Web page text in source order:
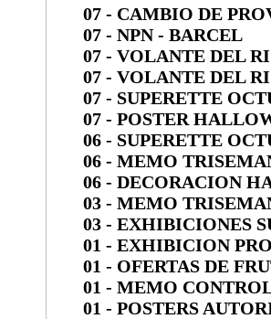
07 - CAMBIO DE
07 - NPN - BARCEL
07 - VOLANTE DEL
07 - VOLANTE DEL
07 - SUPERETTE
07 - POSTER
06 - SUPERETTE
06 - MEMO
06 - DECORACION
03 - MEMO
03 - EXHIBICIONES
01 - EXHIBICION
01 - OFERTAS DE
01 - MEMO
01 - POSTERS